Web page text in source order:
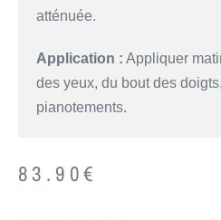
atténuée.
Application : Appliquer
des yeux, du bout des
pianotements.
83.90€